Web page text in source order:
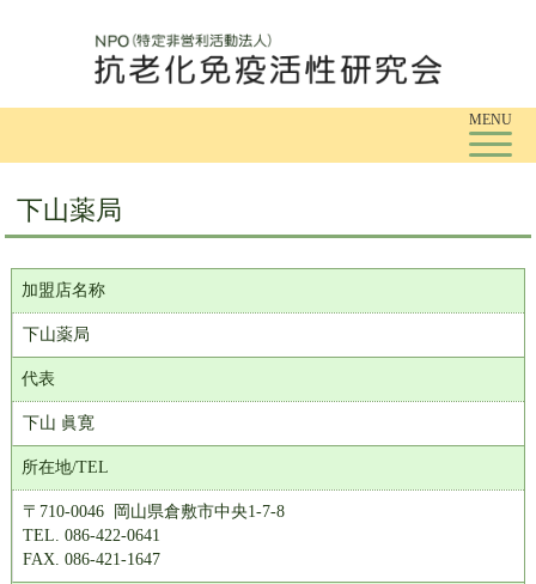
MENU
下山薬局
加盟店名称
下山薬局
代表
下山 眞寛
所在地/TEL
〒710-0046 岡山県倉敷市中央1-7-8
TEL. 086-422-0641
FAX. 086-421-1647